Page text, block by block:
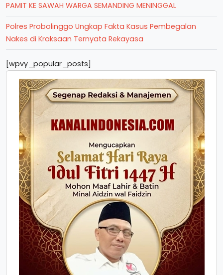
PAMIT KE SAWAH WARGA SEMANDING MENINGGAL
Polres Probolinggo Ungkap Fakta Kasus Pembegalan
Nakes di Kraksaan Ternyata Rekayasa
[wpvy_popular_posts]